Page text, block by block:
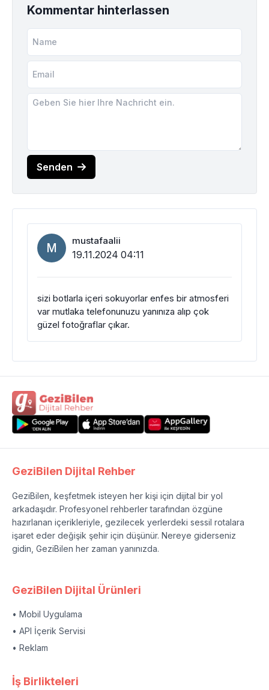
Kommentar hinterlassen
Senden
M mustafaalii
19.11.2024 04:11
sizi botlarla içeri sokuyorlar enfes bir atmosferi
var mutlaka telefonunuzu yanınıza alıp çok
güzel fotoğraflar çıkar.
GeziBilen Dijital Rehber
GeziBilen, keşfetmek isteyen her kişi için dijital bir yol
arkadaşıdır. Profesyonel rehberler tarafından özgüne
hazırlanan içerikleriyle, gezilecek yerlerdeki sessil rotalara
işaret eder değişik şehir için düşünür. Nereye giderseniz
gidin, GeziBilen her zaman yanınızda.
GeziBilen Dijital Ürünleri
• Mobil Uygulama
• API İçerik Servisi
• Reklam
İş Birlikteleri